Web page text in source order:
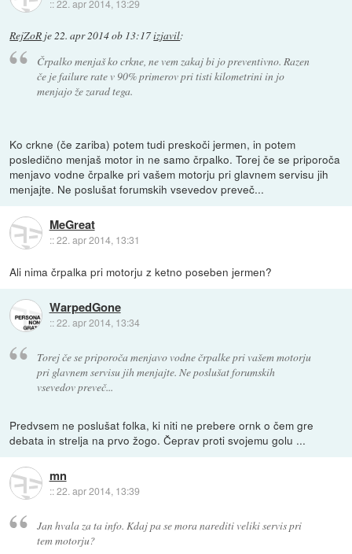
::22. apr 2014, 13:29
RejZoR je 22. apr 2014 ob 13:17izjavil:
Črpalko menjaš ko crkne, ne vem zakaj bi jo preventivno. Razen
če je failure rate v 90% primerov pri tisti kilometrini in jo
menjajo že zarad tega.
Ko crkne (če zariba) potem tudi preskoči jermen, in potem
posledično menjaš motor in ne samo črpalko. Torej če se priporoča
menjavo vodne črpalke pri vašem motorju pri glavnem servisu jih
menjajte. Ne poslušat forumskih vsevedov preveč...
MeGreat
::22. apr 2014, 13:31
Ali nima črpalka pri motorju z ketno poseben jermen?
WarpedGone
::22. apr 2014, 13:34
Torej če se priporoča menjavo vodne črpalke pri vašem motorju
pri glavnem servisu jih menjajte. Ne poslušat forumskih
vsevedov preveč...
Predvsem ne poslušat folka, ki niti ne prebere ornk o čem gre
debata in strelja na prvo žogo. Čeprav proti svojemu golu ...
mn
::22. apr 2014, 13:39
Jan hvala za ta info. Kdaj pa se mora narediti veliki servis pri
tem motorju?